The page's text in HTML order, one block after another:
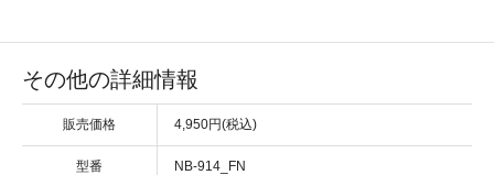
その他の詳細情報
販売価格 4,950円(税込)
型番 NB-914_FN